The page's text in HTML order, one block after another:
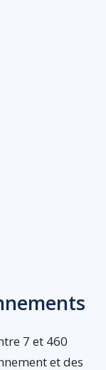
7 et 460
et des